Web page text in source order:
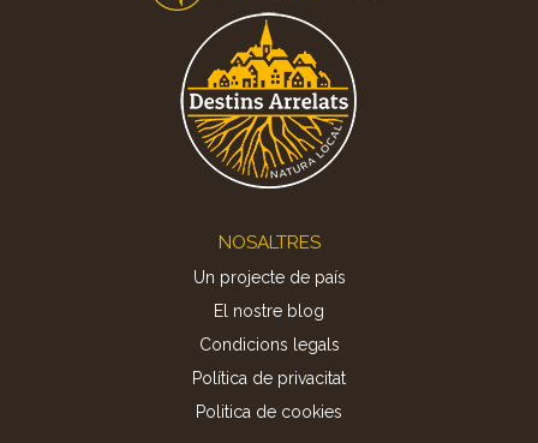
NOSALTRES
Un projecte de país
El nostre blog
Condicions legals
Política de privacitat
Politica de cookies